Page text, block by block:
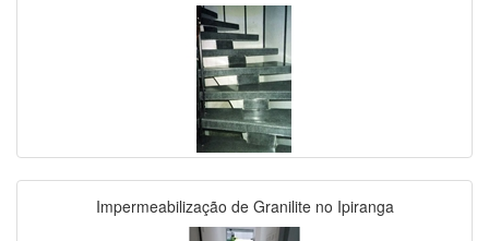
Impermeabilização de Granilite no Ipiranga